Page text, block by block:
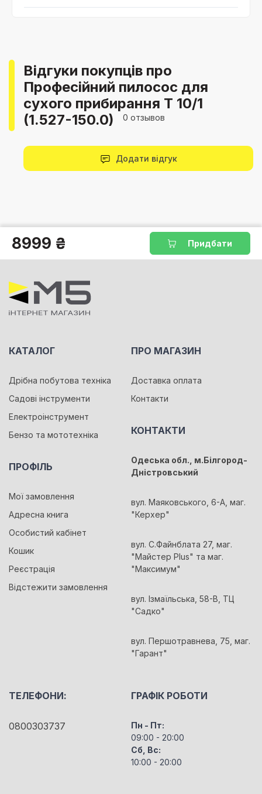
Відгуки покупців про
Професійний пилосос для
сухого прибирання T 10/1
(1.527-150.0)
0 отзывов
Додати відгук
8999 ₴ Придбати
КАТАЛОГ
Дрібна побутова техніка
Садові інструменти
Електроінструмент
Бензо та мототехніка
ПРОФІЛЬ
Мої замовлення
Адресна книга
Особистий кабінет
Кошик
Реєстрація
Відстежити замовлення
ПРО МАГАЗИН
Доставка оплата
Контакти
КОНТАКТИ
Одеська обл., м.Білгород-
Дністровський
вул. Маяковського, 6-А, маг.
"Керхер"
вул. С.Файнблата 27, маг.
"Майстер Plus" та маг.
"Максимум"
вул. Ізмаїльська, 58-В, ТЦ
"Садко"
вул. Першотравнева, 75, маг.
"Гарант"
ТЕЛЕФОНИ:
0800303737
ГРАФІК РОБОТИ
Пн - Пт:
09:00 - 20:00
Сб, Вс:
10:00 - 20:00